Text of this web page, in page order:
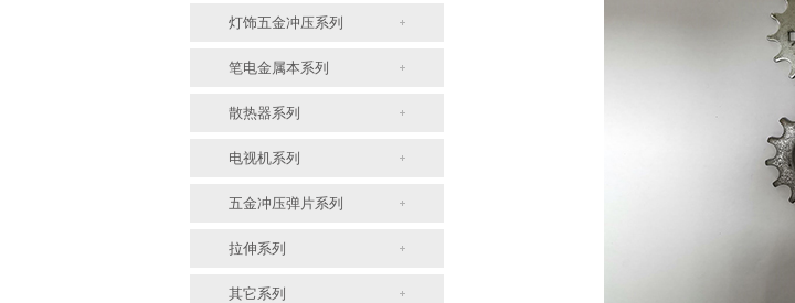
灯饰五金冲压系列
笔电金属本系列
散热器系列
电视机系列
五金冲压弹片系列
拉伸系列
其它系列